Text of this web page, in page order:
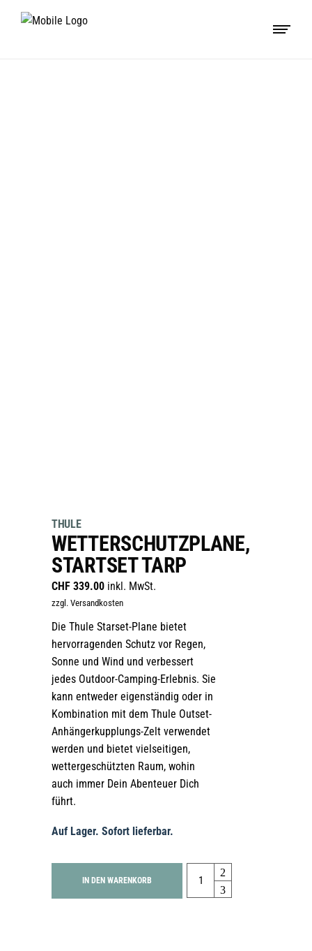
THULE
WETTERSCHUTZPLANE,
STARTSET TARP
CHF 339.00 inkl. MwSt.
zzgl. Versandkosten
Die Thule Starset-Plane bietet
hervorragenden Schutz vor Regen,
Sonne und Wind und verbessert
jedes Outdoor-Camping-Erlebnis. Sie
kann entweder eigenständig oder in
Kombination mit dem Thule Outset-
Anhängerkupplungs-Zelt verwendet
werden und bietet vielseitigen,
wettergeschützten Raum, wohin
auch immer Dein Abenteuer Dich
führt.
Auf Lager. Sofort lieferbar.
Quantity
IN DEN WARENKORB